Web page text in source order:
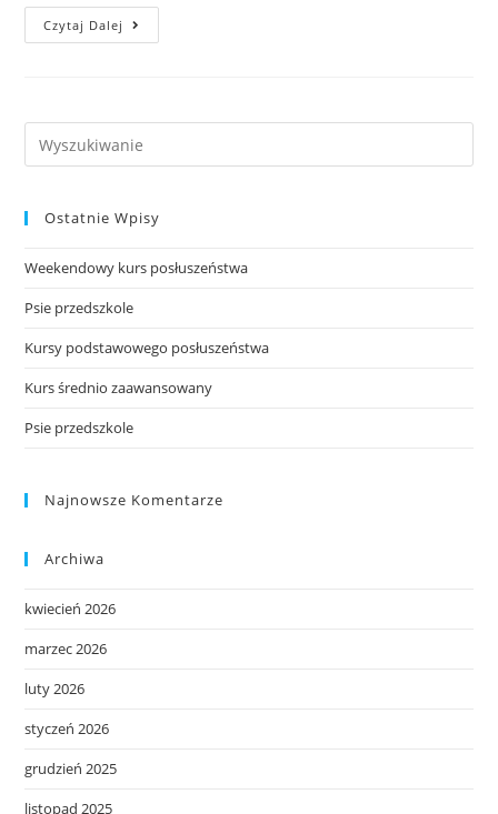
Czytaj Dalej Zniżki
Search
this
Ostatnie Wpisy
Weekendowy kurs posłuszeństwa
Psie przedszkole
Kursy podstawowego posłuszeństwa
Kurs średnio zaawansowany
Psie przedszkole
Najnowsze Komentarze
Archiwa
kwiecień 2026
marzec 2026
luty 2026
styczeń 2026
grudzień 2025
listopad 2025